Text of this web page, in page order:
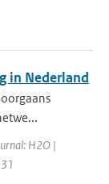
in Nederland
H2O |